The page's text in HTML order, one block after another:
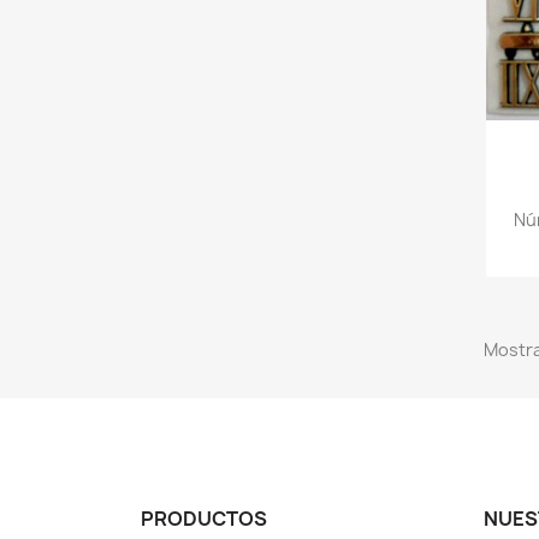
PRODUCTOS